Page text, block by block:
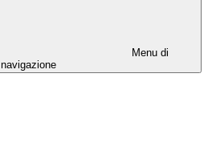
Menu di
navigazione